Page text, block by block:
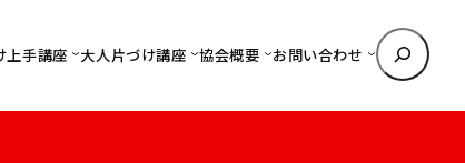
上手講座 大人片づけ講座 協会概要 お問い合わせ
検
索